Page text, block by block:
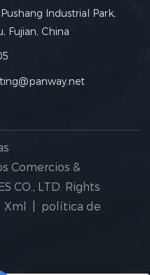
Industrial Park,
Fujian, China
Comercios &
CO., LTD. Rights
Xml
política de